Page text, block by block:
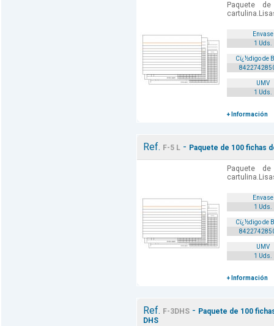
Paquete
Envase
1 Uds.
Cï¿½digo de
UMV
1 Uds.
+ Información
Ref. F-5 L- Paquete de 100 fichas
Paquete
Envase
1 Uds.
Cï¿½digo de
UMV
1 Uds.
+ Información
Ref. F-3DHS- Paquete de 100
DHS